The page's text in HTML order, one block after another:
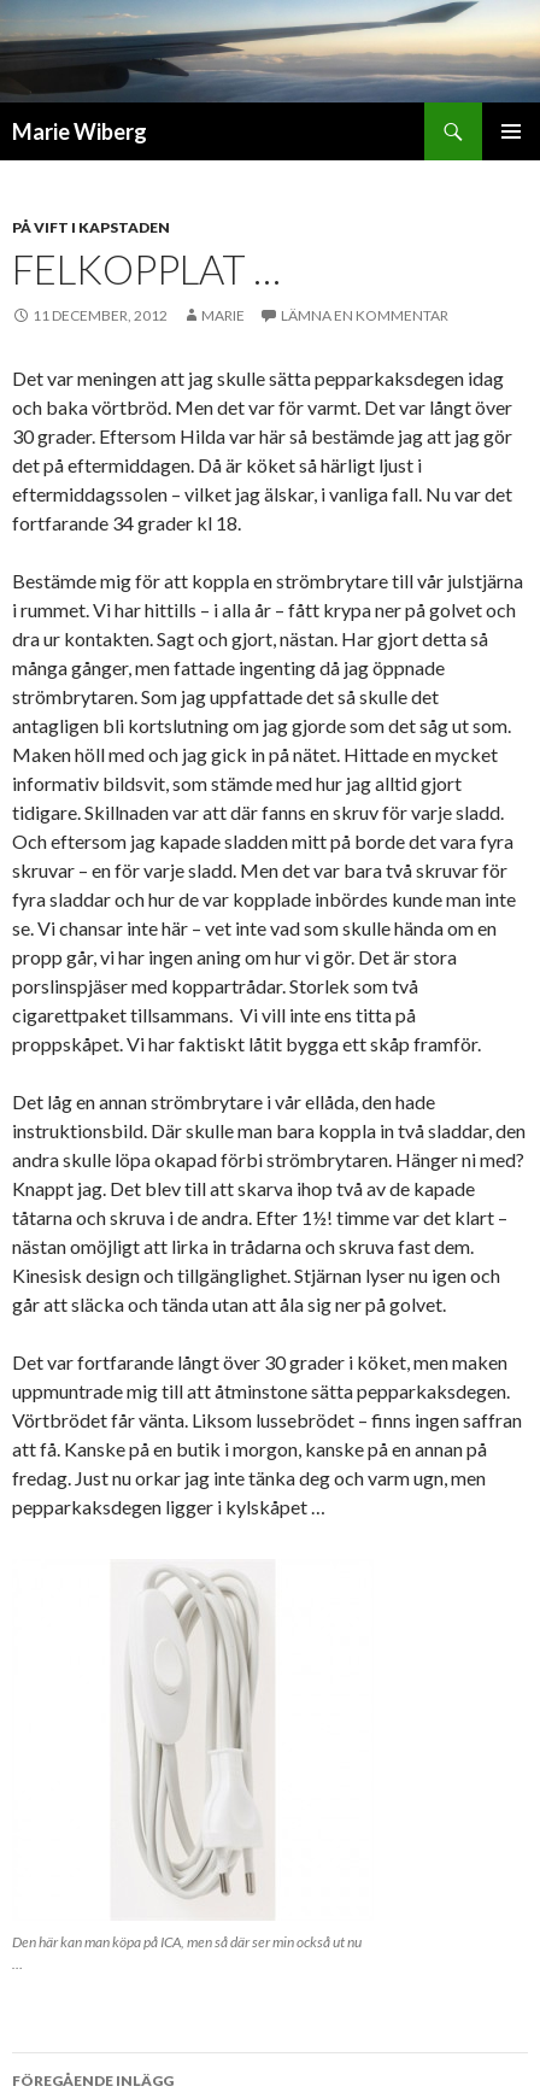
Marie Wiberg
PÅ VIFT I KAPSTADEN
FELKOPPLAT …
11 DECEMBER, 2012 MARIE LÄMNA EN KOMMENTAR
Det var meningen att jag skulle sätta pepparkaksdegen idag
och baka vörtbröd. Men det var för varmt. Det var långt över
30 grader. Eftersom Hilda var här så bestämde jag att jag gör
det på eftermiddagen. Då är köket så härligt ljust i
eftermiddagssolen – vilket jag älskar, i vanliga fall. Nu var det
fortfarande 34 grader kl 18.
Bestämde mig för att koppla en strömbrytare till vår julstjärna
i rummet. Vi har hittills – i alla år – fått krypa ner på golvet och
dra ur kontakten. Sagt och gjort, nästan. Har gjort detta så
många gånger, men fattade ingenting då jag öppnade
strömbrytaren. Som jag uppfattade det så skulle det
antagligen bli kortslutning om jag gjorde som det såg ut som.
Maken höll med och jag gick in på nätet. Hittade en mycket
informativ bildsvit, som stämde med hur jag alltid gjort
tidigare. Skillnaden var att där fanns en skruv för varje sladd.
Och eftersom jag kapade sladden mitt på borde det vara fyra
skruvar – en för varje sladd. Men det var bara två skruvar för
fyra sladdar och hur de var kopplade inbördes kunde man inte
se. Vi chansar inte här – vet inte vad som skulle hända om en
propp går, vi har ingen aning om hur vi gör. Det är stora
porslinspjäser med koppartrådar. Storlek som två
cigarettpaket tillsammans. Vi vill inte ens titta på
proppskåpet. Vi har faktiskt låtit bygga ett skåp framför.
Det låg en annan strömbrytare i vår ellåda, den hade
instruktionsbild. Där skulle man bara koppla in två sladdar, den
andra skulle löpa okapad förbi strömbrytaren. Hänger ni med?
Knappt jag. Det blev till att skarva ihop två av de kapade
tåtarna och skruva i de andra. Efter 1½! timme var det klart –
nästan omöjligt att lirka in trådarna och skruva fast dem.
Kinesisk design och tillgänglighet. Stjärnan lyser nu igen och
går att släcka och tända utan att åla sig ner på golvet.
Det var fortfarande långt över 30 grader i köket, men maken
uppmuntrade mig till att åtminstone sätta pepparkaksdegen.
Vörtbrödet får vänta. Liksom lussebrödet – finns ingen saffran
att få. Kanske på en butik i morgon, kanske på en annan på
fredag. Just nu orkar jag inte tänka deg och varm ugn, men
pepparkaksdegen ligger i kylskåpet …
Den här kan man köpa på ICA, men så där ser min också ut nu
…
Inläggsnavigering
FÖREGÅENDE INLÄGG